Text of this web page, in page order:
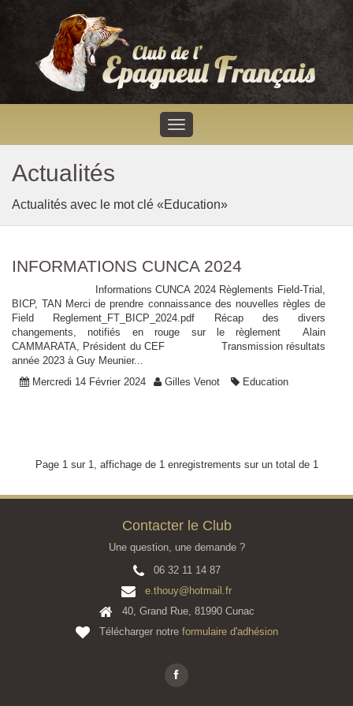
Actualités
Actualités avec le mot clé «Education»
INFORMATIONS CUNCA 2024
Informations CUNCA 2024 Règlements Field-Trial,
BICP, TAN Merci de prendre connaissance des nouvelles règles de
Field Reglement_FT_BICP_2024.pdf Récap des divers
changements, notifiés en rouge sur le règlement Alain
CAMMARATA, Président du CEF Transmission résultats
année 2023 à Guy Meunier...
Mercredi 14 Février 2024
Gilles Venot Education
Page 1 sur 1, affichage de 1 enregistrements sur un total de 1
Contacter le Club
Une question, une demande ?
06 32 11 14 87
e.thouy@hotmail.fr
40, Grand Rue, 81990 Cunac
Télécharger notre formulaire d'adhésion